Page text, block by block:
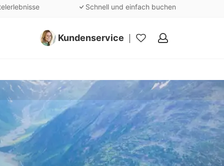
Schnell und einfach buchen
Kundenservice
Meine